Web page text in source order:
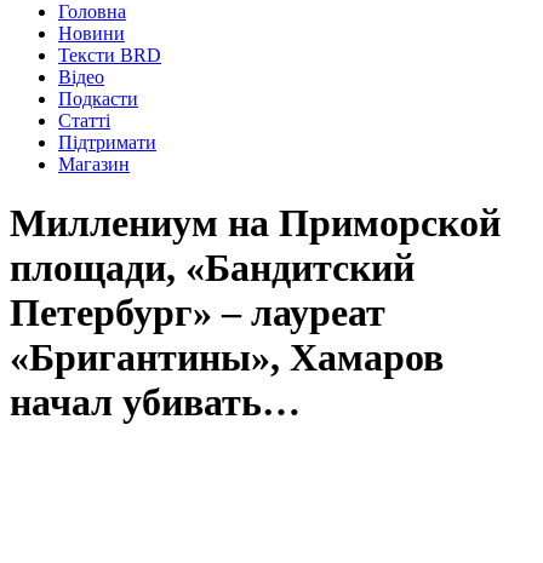
Головна
Новини
Тексти BRD
Відео
Подкасти
Статті
Підтримати
Магазин
Миллениум на Приморской
площади, «Бандитский
Петербург» – лауреат
«Бригантины», Хамаров
начал убивать…